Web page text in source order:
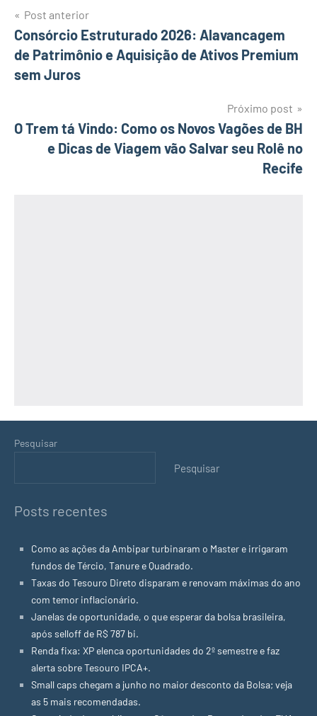
Navegação
de
Post
Post anterior
Consórcio Estruturado 2026: Alavancagem
de Patrimônio e Aquisição de Ativos Premium
sem Juros
Próximo post
O Trem tá Vindo: Como os Novos Vagões de BH
e Dicas de Viagem vão Salvar seu Rolê no
Recife
Pesquisar
Pesquisar
Posts recentes
Como as ações da Ambipar turbinaram o Master e irrigaram
fundos de Tércio, Tanure e Quadrado.
Taxas do Tesouro Direto disparam e renovam máximas do ano
com temor inflacionário.
Janelas de oportunidade, o que esperar da bolsa brasileira,
após selloff de R$ 787 bi.
Renda fixa: XP elenca oportunidades do 2º semestre e faz
alerta sobre Tesouro IPCA+.
Small caps chegam a junho no maior desconto da Bolsa; veja
as 5 mais recomendadas.